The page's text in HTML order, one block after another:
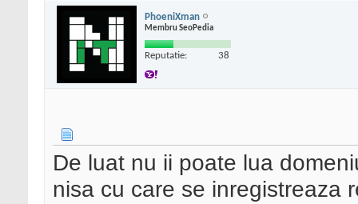
PhoeniXman
Membru SeoPedia
Reputatie: 38
De luat nu ii poate lua
nisa cu care se inregistreaza